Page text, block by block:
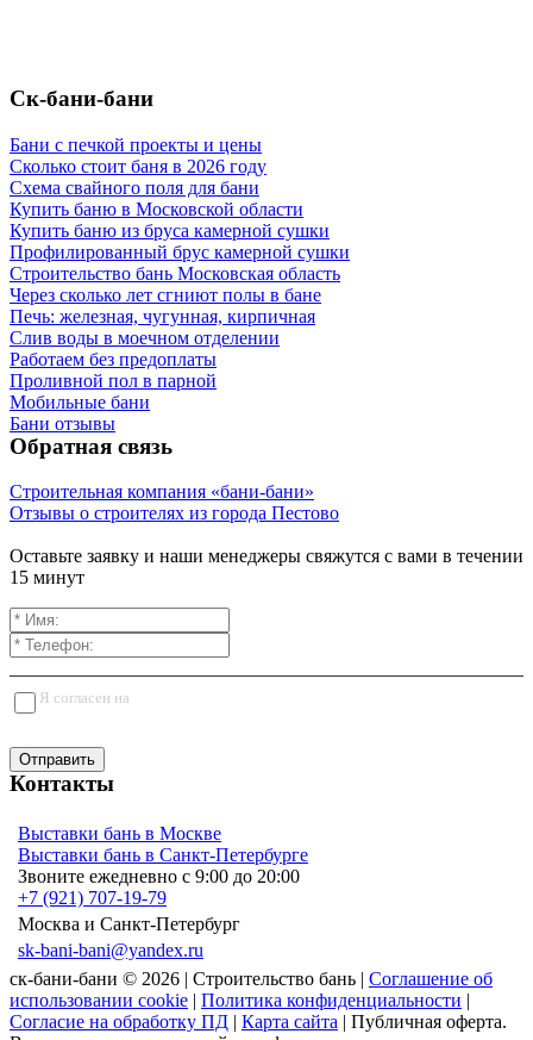
Ск-бани-бани
Бани с печкой проекты и цены
Сколько стоит баня в 2026 году
Схема свайного поля для бани
Купить баню в Московской области
Купить баню из бруса камерной сушки
Профилированный брус камерной сушки
Строительство бань Московская область
Через сколько лет сгниют полы в бане
Печь: железная, чугунная, кирпичная
Слив воды в моечном отделении
Работаем без предоплаты
Проливной пол в парной
Мобильные бани
Бани отзывы
Обратная связь
Строительная компания «бани-бани»
Отзывы о строителях из города Пестово
Оставьте заявку и наши менеджеры свяжутся с вами в течении
15 минут
Я согласен на
Отправить
Контакты
Выставки бань в Москве
Выставки бань в Санкт-Петербурге
Звоните ежедневно с 9:00 до 20:00
+7 (921) 707-19-79
Москва и Санкт-Петербург
sk-bani-bani@yandex.ru
ск-бани-бани © 2026 | Строительство бань | Соглашение об
использовании cookie | Политика конфиденциальности |
Согласие на обработку ПД | Карта сайта | Публичная оферта.